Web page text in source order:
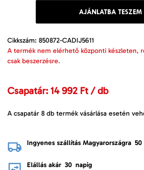
AJÁNLATBA TESZEM
Cikkszám: 850872-CADIJ5611
A termék nem elérhető központi készleten,
csak beszerzésre.
Csapatár: 14 992 Ft / db
A csapatár 8 db termék vásárlása esetén
Ingyenes szállítás Magyarországra 50
Elállás akár 30 napig